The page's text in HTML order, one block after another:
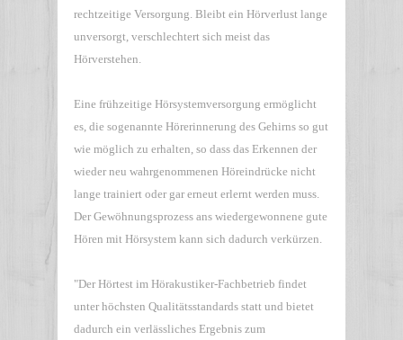
rechtzeitige Versorgung. Bleibt ein Hörverlust lange
unversorgt, verschlechtert sich meist das
Hörverstehen.
Eine frühzeitige Hörsystemversorgung ermöglicht
es, die sogenannte Hörerinnerung des Gehirns so gut
wie möglich zu erhalten, so dass das Erkennen der
wieder neu wahrgenommenen Höreindrücke nicht
lange trainiert oder gar erneut erlernt werden muss.
Der Gewöhnungsprozess ans wiedergewonnene gute
Hören mit Hörsystem kann sich dadurch verkürzen.
"Der Hörtest im Hörakustiker-Fachbetrieb findet
unter höchsten Qualitätsstandards statt und bietet
dadurch ein verlässliches Ergebnis zum